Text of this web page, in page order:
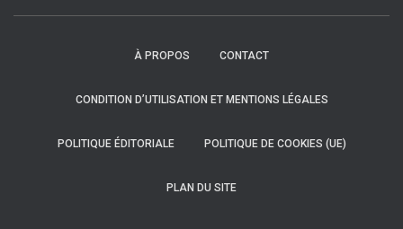
À PROPOS CONTACT
CONDITION D’UTILISATION ET MENTIONS LÉGALES
POLITIQUE ÉDITORIALE POLITIQUE DE COOKIES (UE)
PLAN DU SITE